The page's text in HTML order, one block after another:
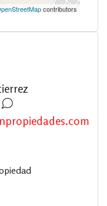
contributors